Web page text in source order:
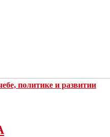
политике и развитии